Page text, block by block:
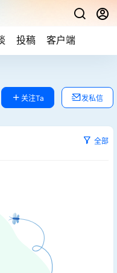
投稿 客户端
关注Ta 发私信
全部